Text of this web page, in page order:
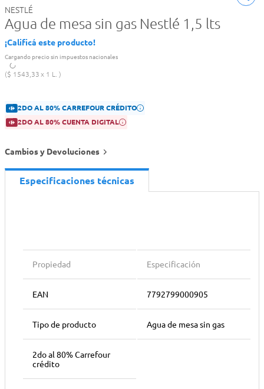
NESTLÉ
Agua de mesa sin gas Nestlé 1,5 lts
¡Calificá este producto!
Cargando precio sin impuestos nacionales
$ 1543,33 1 L.
2DO AL 80% CARREFOUR CRÉDITO
2DO AL 80% CUENTA DIGITAL
Cambios y Devoluciones
Especificaciones técnicas
Propiedad Especificación
EAN 7792799000905
Tipo de producto Agua de mesa sin gas
2do al 80% Carrefour
crédito